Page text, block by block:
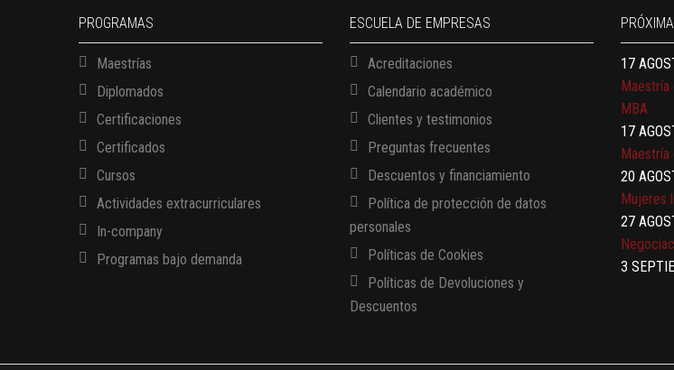
PROGRAMAS
Maestrías
Diplomados
Certificaciones
Certificados
Cursos
Actividades extracurriculares
In-company
Programas bajo demanda
ESCUELA DE EMPRESAS
Acreditaciones
Calendario académico
Clientes y testimonios
Preguntas frecuentes
Descuentos y financiamiento
Política de protección de datos
personales
Políticas de Cookies
Políticas de Devoluciones y
Descuentos
17
17
Maestría
MBA
17
Maestría
20
Mujeres
27
3